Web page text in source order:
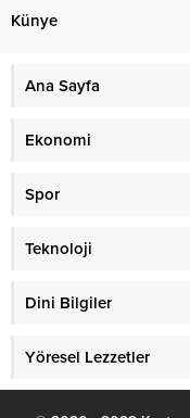
Künye
Ana Sayfa
Ekonomi
Spor
Teknoloji
Dini Bilgiler
Yöresel Lezzetler